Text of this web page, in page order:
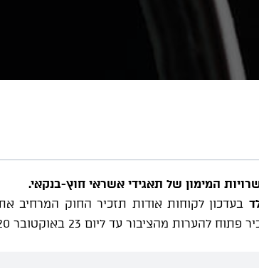
המימון של תאגידי אשראי חוץ-בנקאי.
בעדכון לקוחות אודות תזכיר החוק המרחיב
מהציבור עד ליום 23 באוקטובר 2020.